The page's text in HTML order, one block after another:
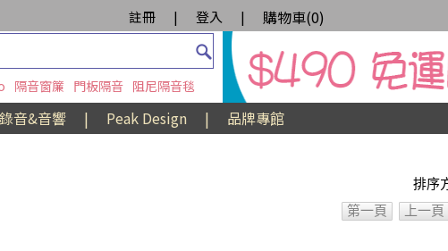
註冊 | 登入 | 購物車(0)
隔音窗簾 門板隔音 阻尼隔音毯
錄音&音響 | Peak Design | 品牌專館
排序
第一頁 上一頁